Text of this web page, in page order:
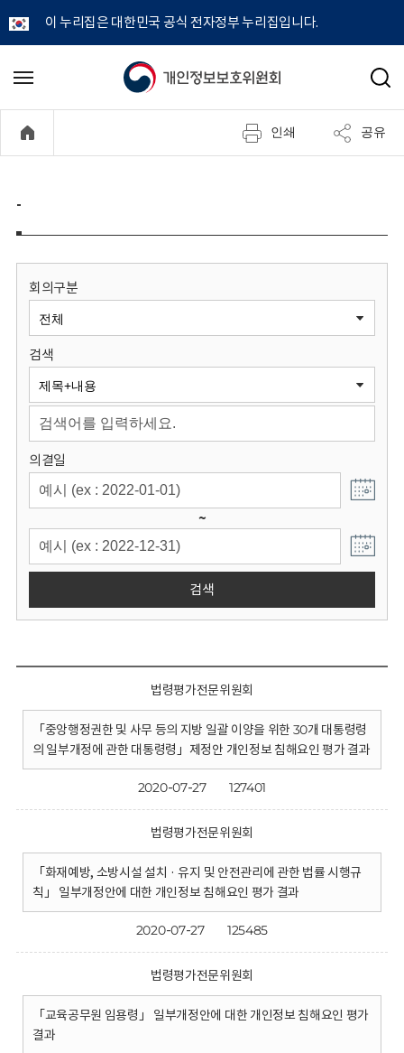
이 누리집은 대한민국 공식 전자정부 누리집입니다.
개
정
보
원
회
메
기
검
인쇄 공유
-
회의구분
검색
의결일
~
검색
법령평가전문위원회
「중앙행정권한 및 사무 등의 지방 일괄 이양을 위한 30개 대통령령
의 일부개정에 관한 대통령령」제정안 개인정보 침해요인 평가 결과
2020-07-27 127401
법령평가전문위원회
「화재예방, 소방시설 설치 · 유지 및 안전관리에 관한 법률 시행규
칙」 일부개정안에 대한 개인정보 침해요인 평가 결과
2020-07-27 125485
법령평가전문위원회
「교육공무원 임용령」 일부개정안에 대한 개인정보 침해요인 평가
결과